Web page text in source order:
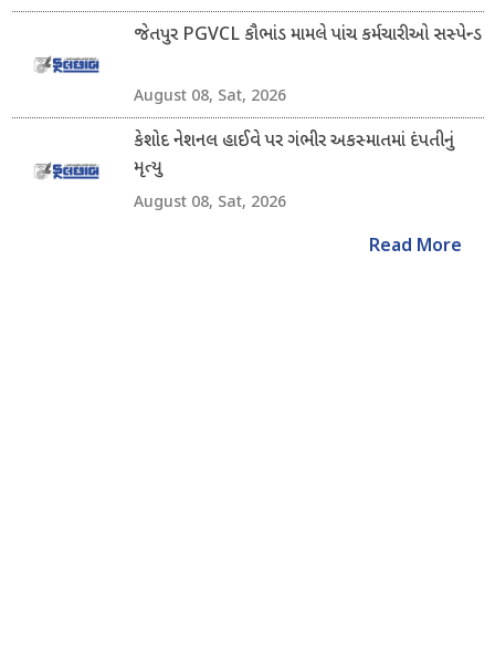
જેતપુર PGVCL કૌભાંડ મામલે પાંચ કર્મચારીઓ સસ્પેન્ડ
August 08, Sat, 2026
કેશોદ નેશનલ હાઈવે પર ગંભીર અકસ્માતમાં દંપતીનું
મૃત્યુ
August 08, Sat, 2026
Read More